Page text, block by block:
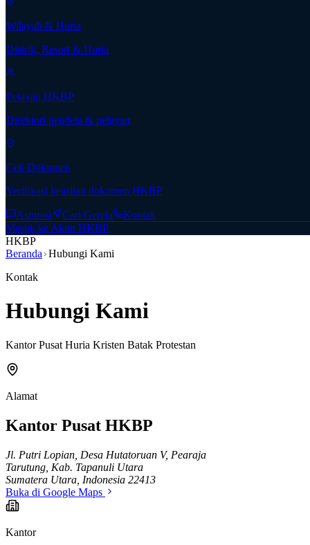
Wilayah & Huria
Distrik, Resort & Huria
Pelayan HKBP
Direktori pendeta & pelayan
Cek Dokumen
Verifikasi keaslian dokumen HKBP
Aspirasi Cari Gereja
Kontak
Masuk ke Akun HKBP
HKBP
Beranda Hubungi Kami
Kontak
Hubungi Kami
Kantor Pusat Huria Kristen Batak Protestan
Alamat
Kantor Pusat HKBP
Jl. Putri Lopian, Desa Hutatoruan V, Pearaja
Tarutung, Kab. Tapanuli Utara
Sumatera Utara, Indonesia 22413
Buka di Google Maps
Kantor